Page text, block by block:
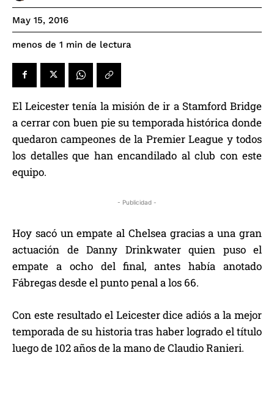
May 15, 2016
menos de 1 min de lectura
El Leicester tenía la misión de ir a Stamford Bridge
a cerrar con buen pie su temporada histórica donde
quedaron campeones de la Premier League y todos
los detalles que han encandilado al club con este
equipo.
- Publicidad -
Hoy sacó un empate al Chelsea gracias a una gran
actuación de Danny Drinkwater quien puso el
empate a ocho del final, antes había anotado
Fábregas desde el punto penal a los 66.
Con este resultado el Leicester dice adiós a la mejor
temporada de su historia tras haber logrado el título
luego de 102 años de la mano de Claudio Ranieri.